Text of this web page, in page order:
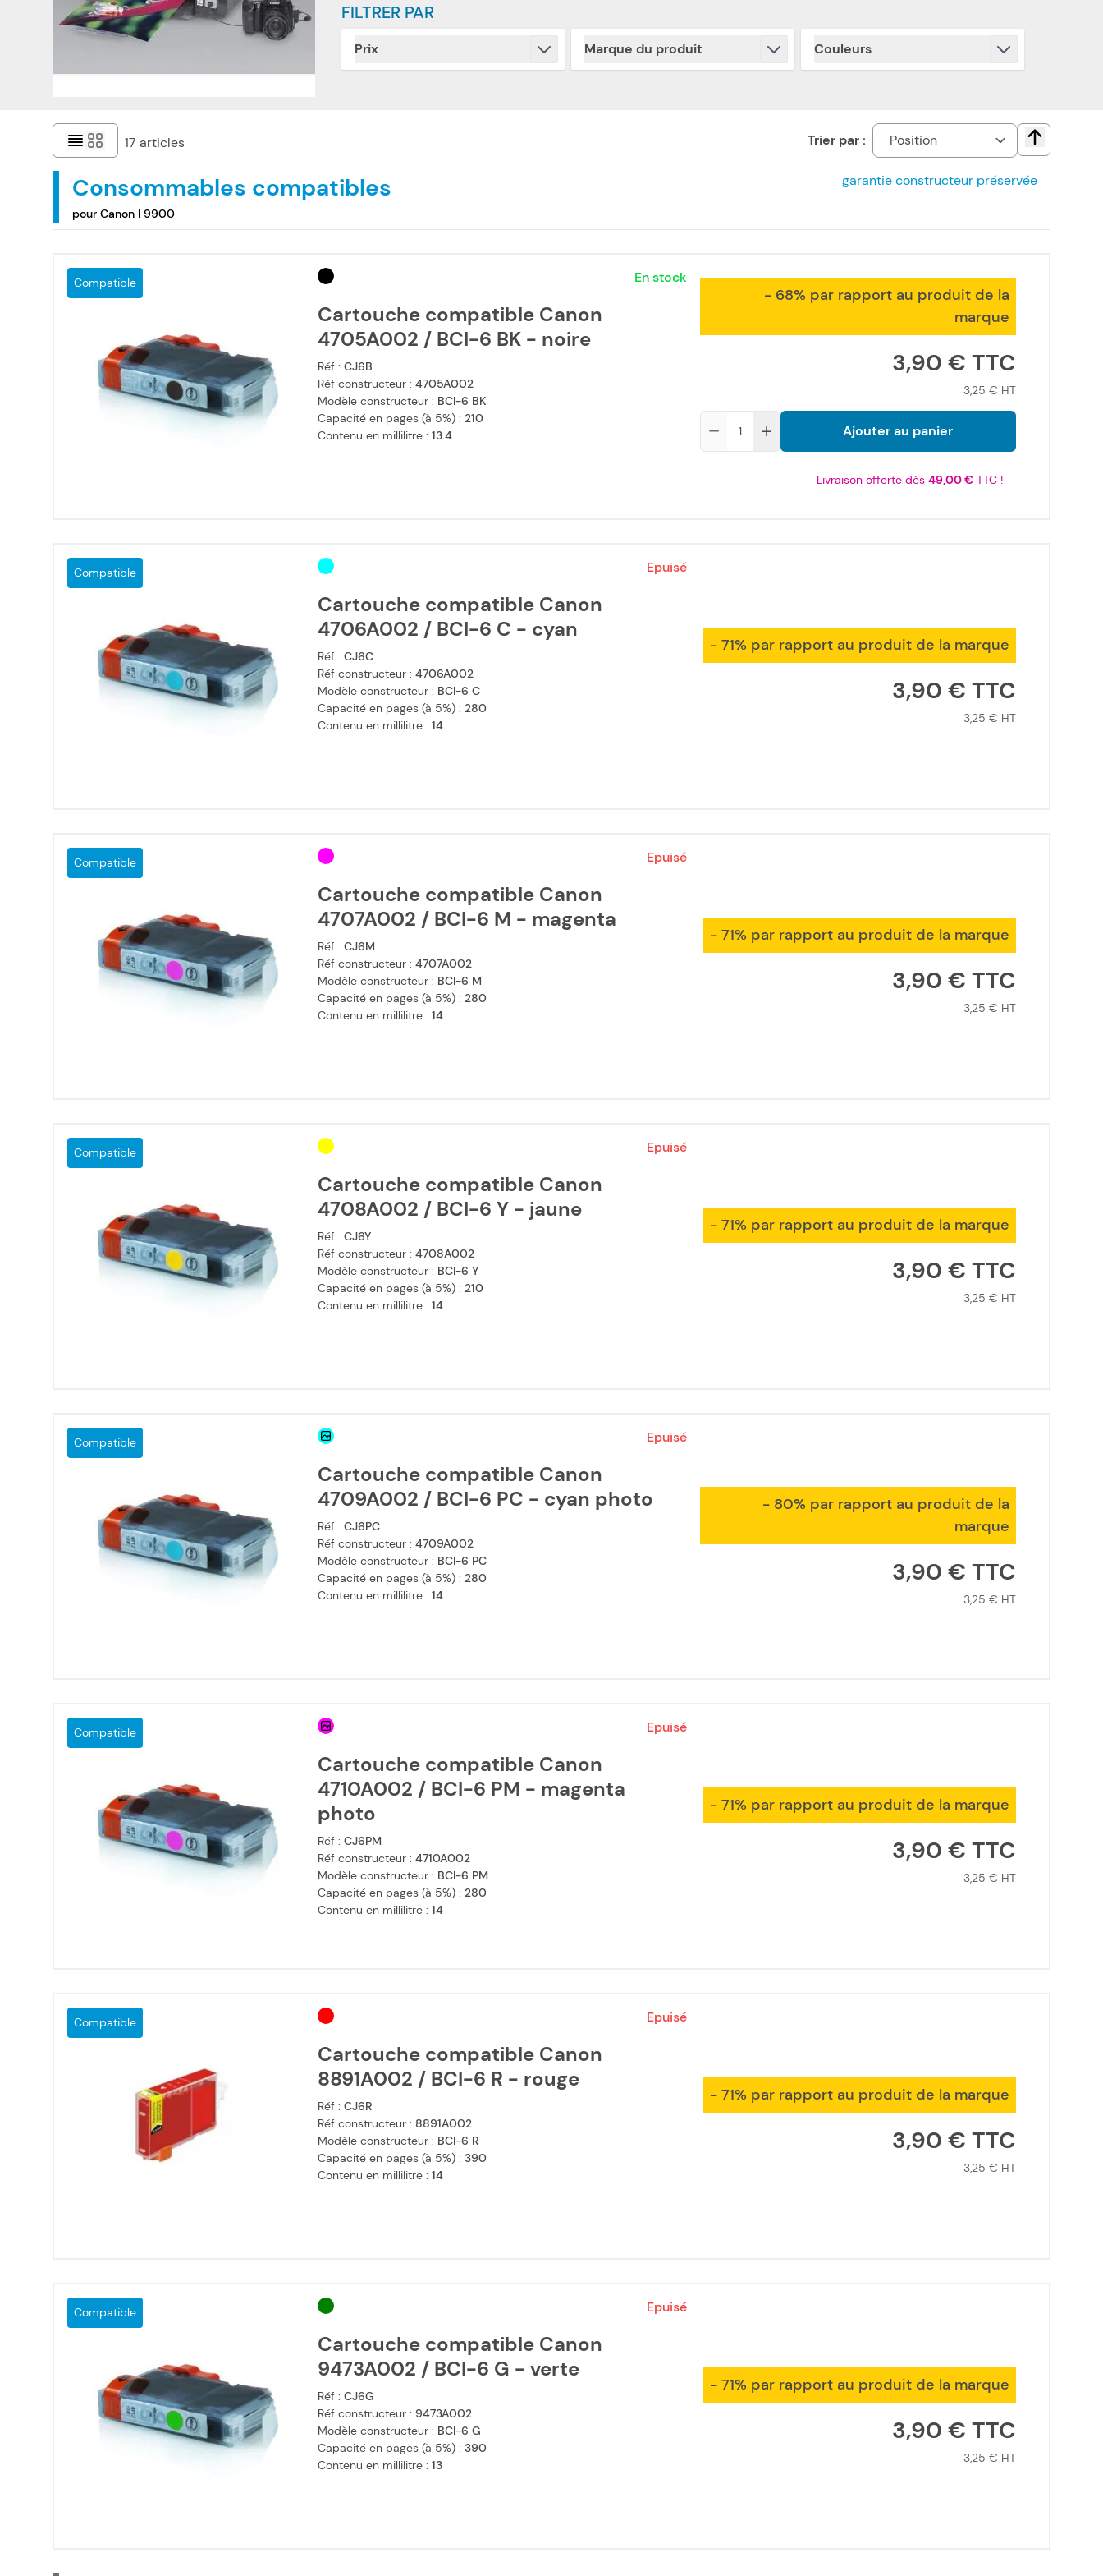
FILTRER PAR
Prix
filter
Marque du produit
filter
Couleurs
filter
17 articles Trier par : Change
Consommables compatibles garantie constructeur préservée
pour Canon I 9900
Compatible En stock
Cartouche compatible Canon
4705A002 / BCI-6 BK - noire
Réf : CJ6B
Réf constructeur : 4705A002
Modèle constructeur : BCI-6 BK
Capacité en pages (à 5%) : 210
Contenu en millilitre : 13.4
- 68% par rapport au produit de la
marque
3,90 €
3,25 €
Ajouter au panier
Livraison offerte dès 49,00 €TTC !
Compatible Epuisé
Cartouche compatible Canon
4706A002 / BCI-6 C - cyan
Réf : CJ6C
Réf constructeur : 4706A002
Modèle constructeur : BCI-6 C
Capacité en pages (à 5%) : 280
Contenu en millilitre : 14
- 71% par rapport au produit de la marque
3,90 €
3,25 €
Compatible Epuisé
Cartouche compatible Canon
4707A002 / BCI-6 M - magenta
Réf : CJ6M
Réf constructeur : 4707A002
Modèle constructeur : BCI-6 M
Capacité en pages (à 5%) : 280
Contenu en millilitre : 14
- 71% par rapport au produit de la marque
3,90 €
3,25 €
Compatible Epuisé
Cartouche compatible Canon
4708A002 / BCI-6 Y - jaune
Réf : CJ6Y
Réf constructeur : 4708A002
Modèle constructeur : BCI-6 Y
Capacité en pages (à 5%) : 210
Contenu en millilitre : 14
- 71% par rapport au produit de la marque
3,90 €
3,25 €
Compatible Epuisé
Cartouche compatible Canon
4709A002 / BCI-6 PC - cyan photo
Réf : CJ6PC
Réf constructeur : 4709A002
Modèle constructeur : BCI-6 PC
Capacité en pages (à 5%) : 280
Contenu en millilitre : 14
- 80% par rapport au produit de la
marque
3,90 €
3,25 €
Compatible Epuisé
Cartouche compatible Canon
4710A002 / BCI-6 PM - magenta
photo
Réf : CJ6PM
Réf constructeur : 4710A002
Modèle constructeur : BCI-6 PM
Capacité en pages (à 5%) : 280
Contenu en millilitre : 14
- 71% par rapport au produit de la marque
3,90 €
3,25 €
Compatible Epuisé
Cartouche compatible Canon
8891A002 / BCI-6 R - rouge
Réf : CJ6R
Réf constructeur : 8891A002
Modèle constructeur : BCI-6 R
Capacité en pages (à 5%) : 390
Contenu en millilitre : 14
- 71% par rapport au produit de la marque
3,90 €
3,25 €
Compatible Epuisé
Cartouche compatible Canon
9473A002 / BCI-6 G - verte
Réf : CJ6G
Réf constructeur : 9473A002
Modèle constructeur : BCI-6 G
Capacité en pages (à 5%) : 390
Contenu en millilitre : 13
- 71% par rapport au produit de la marque
3,90 €
3,25 €